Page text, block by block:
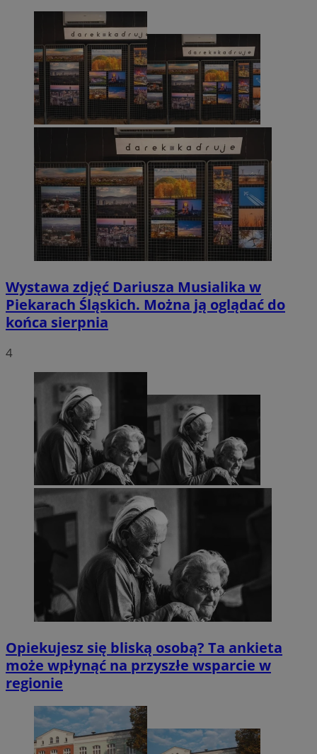
Wystawa zdjęć Dariusza Musialika w
Piekarach Śląskich. Można ją oglądać do
końca sierpnia
4
Opiekujesz się bliską osobą? Ta ankieta
może wpłynąć na przyszłe wsparcie w
regionie